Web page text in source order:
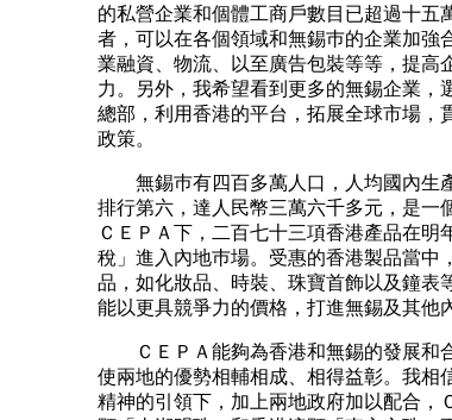
的私營企業和個體工商戶數目已超過十五
者，可以在各個領域和無錫巿的企業加強
業融資、物流、以至廣告包裝等等，提高
力。另外，我希望看到更多的無錫企業，
總部，利用香港的平台，拓展全球市場，
政策。
無錫巿有四百多萬人口，人均國內生
排行第六，達人民幣三萬六千多元，是一
ＣＥＰＡ下，二百七十三項香港產品在明
稅」進入內地巿場。受惠的香港製品當中
品，如化妝品、時裝、珠寶首飾以及鐘表
能以更具競爭力的價格，打進無錫及其他
ＣＥＰＡ能夠為香港和無錫的發展和合
使兩地的優勢相輔相成、相得益彰。我相
精神的引領下，加上兩地政府加以配合，